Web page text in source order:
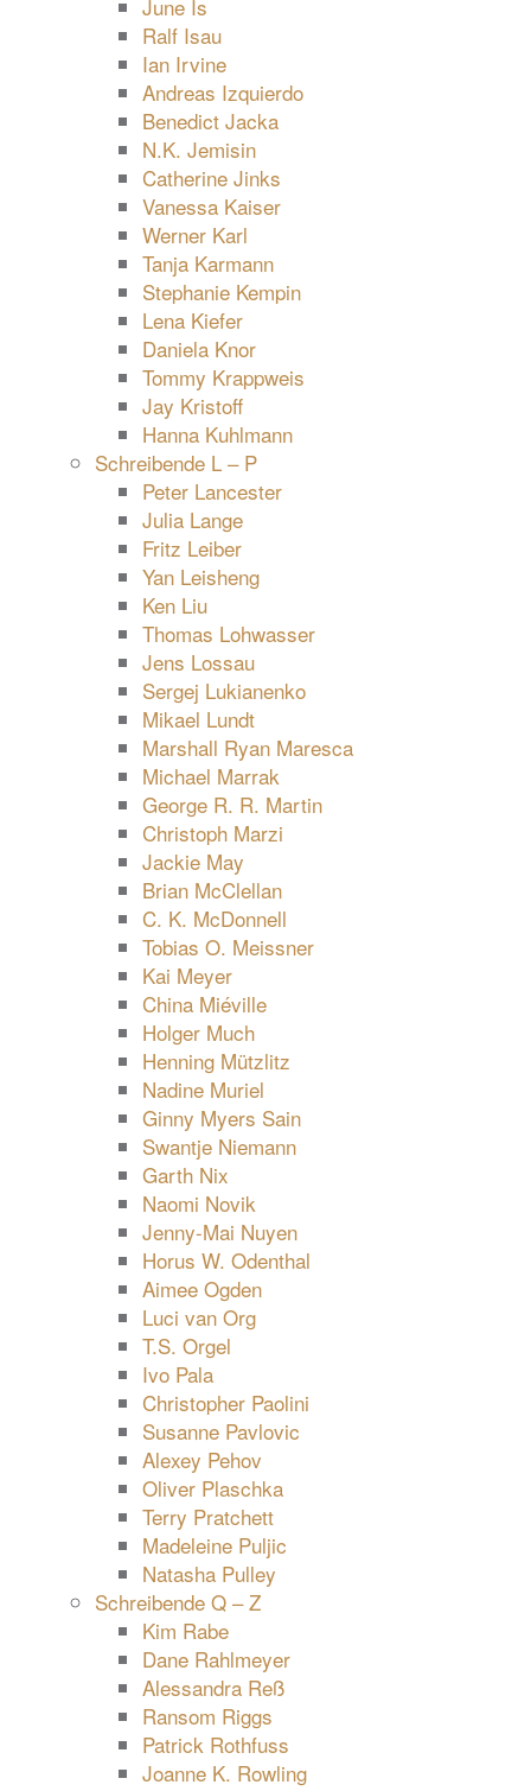
June Is
Ralf Isau
Ian Irvine
Andreas Izquierdo
Benedict Jacka
N.K. Jemisin
Catherine Jinks
Vanessa Kaiser
Werner Karl
Tanja Karmann
Stephanie Kempin
Lena Kiefer
Daniela Knor
Tommy Krappweis
Jay Kristoff
Hanna Kuhlmann
Schreibende L – P
Peter Lancester
Julia Lange
Fritz Leiber
Yan Leisheng
Ken Liu
Thomas Lohwasser
Jens Lossau
Sergej Lukianenko
Mikael Lundt
Marshall Ryan Maresca
Michael Marrak
George R. R. Martin
Christoph Marzi
Jackie May
Brian McClellan
C. K. McDonnell
Tobias O. Meissner
Kai Meyer
China Miéville
Holger Much
Henning Mützlitz
Nadine Muriel
Ginny Myers Sain
Swantje Niemann
Garth Nix
Naomi Novik
Jenny-Mai Nuyen
Horus W. Odenthal
Aimee Ogden
Luci van Org
T.S. Orgel
Ivo Pala
Christopher Paolini
Susanne Pavlovic
Alexey Pehov
Oliver Plaschka
Terry Pratchett
Madeleine Puljic
Natasha Pulley
Schreibende Q – Z
Kim Rabe
Dane Rahlmeyer
Alessandra Reß
Ransom Riggs
Patrick Rothfuss
Joanne K. Rowling